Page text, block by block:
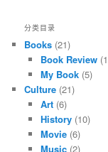
分类目录
Books (21)
Book Review
My Book(5)
Culture (21)
Art(6)
History(10)
Movie(6)
Music(2)